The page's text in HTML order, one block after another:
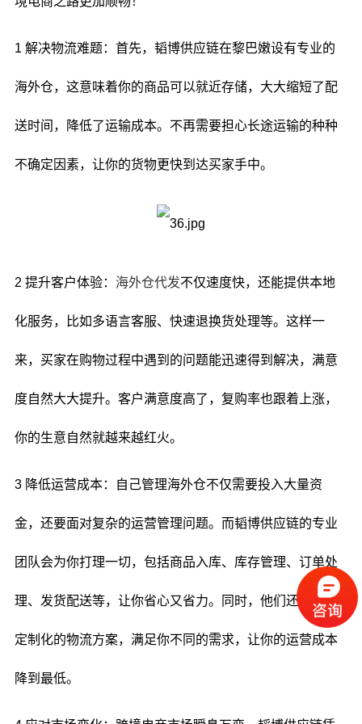
1 解决物流难题：首先，韬博供应链在黎巴嫩设有专业的
海外仓，这意味着你的商品可以就近存储，大大缩短了配
送时间，降低了运输成本。不再需要担心长途运输的种种
不确定因素，让你的货物更快到达买家手中。
2 提升客户体验： 海外仓代发不仅速度快，还能提供本地
化服务，比如多语言客服、快速退换货处理等。这样一
来，买家在购物过程中遇到的问题能迅速得到解决，满意
度自然大大提升。客户满意度高了，复购率也跟着上涨，
你的生意自然就越来越红火。
3 降低运营成本：自己管理海外仓不仅需要投入大量资
金，还要面对复杂的运营管理问题。而韬博供应链的专业
团队会为你打理一切，包括商品入库、库存管理、订单处
理、发货配送等，让你省心又省力。同时，他们还能提供
定制化的物流方案，满足你不同的需求，让你的运营成本
降到最低。